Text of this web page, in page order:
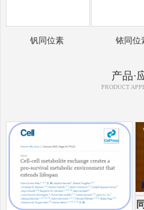
钒同位素 铱同位
产品·
PRODUCT